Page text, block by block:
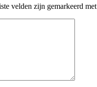
velden zijn gemarkeerd met